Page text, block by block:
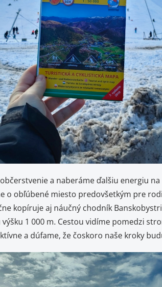
a naberáme ďalšiu energiu na
o obľúbené miesto predovšetkým pre
kopíruje aj náučný chodník
1 000 m. Cestou vidíme pomedzi
a dúfame, že čoskoro naše kroky